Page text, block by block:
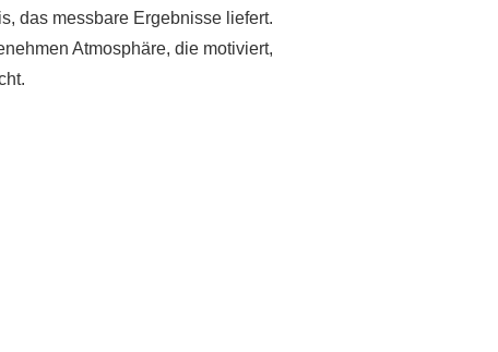
das messbare Ergebnisse liefert.
Atmosphäre, die motiviert,